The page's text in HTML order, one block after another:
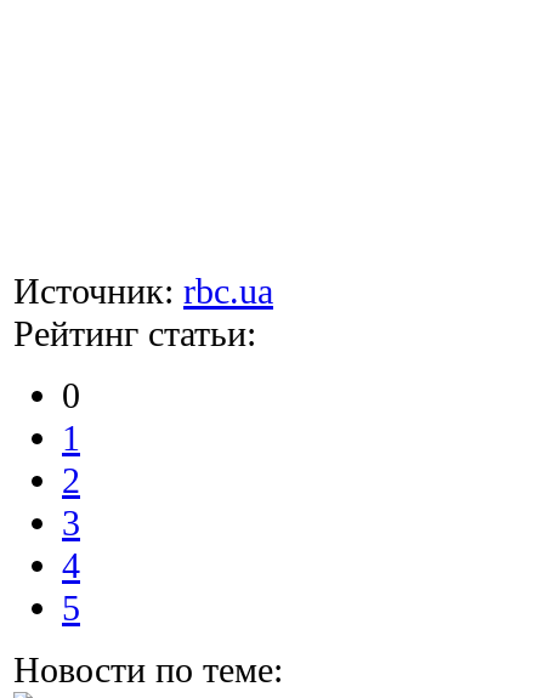
Источник: rbc.ua
Рейтинг статьи:
0
1
2
3
4
5
Новости по теме: